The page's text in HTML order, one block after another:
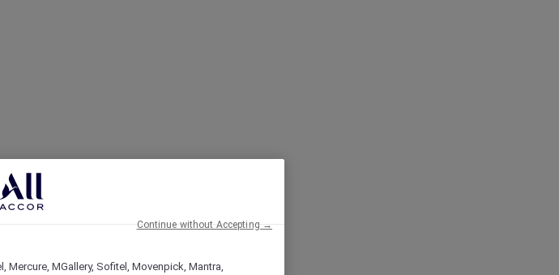
Mercure, MGallery, Sofitel, Movenpick, Mantra,
Continue without Accepting →